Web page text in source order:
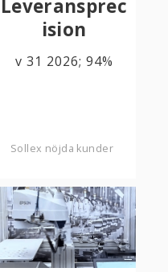
Leveransprec
ision
v 31 2026; 94%
Sollex nöjda kunder